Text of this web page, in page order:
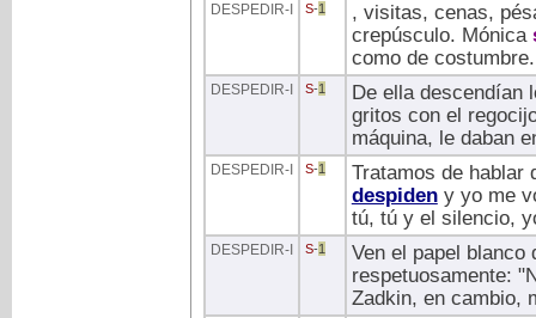
DESPEDIR-I S-1
, visitas, cenas,
crepúsculo. Mónica
como de
DESPEDIR-I S-1
De ella descendían
gritos con el
máquina, le daban
DESPEDIR-I S-1
Tratamos de hablar
despideny yo me
tú, tú y el silencio,
DESPEDIR-I S-1
Ven el papel blanco
respetuosamente:
Zadkin, en cambio,